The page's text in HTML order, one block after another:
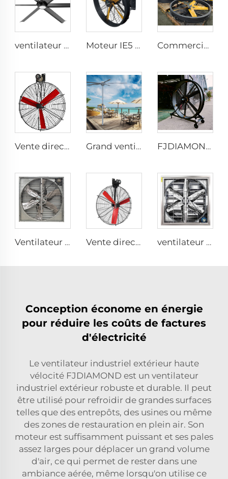
ventilateur de plafond 6 pales pour usage domestique, ventilateur commercial pour bureau et salon avec éclairage LED Moteur IE5 PMSM 47'' Haute Qualité Ventilateurs Industriels pour Fermes et Entrepôts pour Usines de Fabrication, Restaurants, Hôtels 220V Commercial 0,9m 1,2m Grand Ventilateur Murale pour Usines de Fabrication, Restaurants, Fermes, Hôtels avec Moteur 220V
Vente directe d'usine Ventilateur de refroidissement avec pales en nylon et moteur 380V, ventilateur mural de refroidissement pour étables laitières et maisons d'élevage de vaches Grand ventilateur de ventilation de 16ft 5m monté sur colonne au plafond avec moteur PMSM FJDIAMOND Ventilateur sur pied 1,5 m 2 m 80 pouces contrôle par téléphone portable WIFI silencieux 2000 mm en aluminium pour gymnase
Ventilateur d'évacuation avec ventilation pour exploitation avicole de poulets de chair Vente directe d'usine Ventilateur de refroidissement avec pales en nylon pour étables laitières et maisons d'élevage de vaches, ventilateurs industriels de ventilation ventilateur mural de 1380 mm pour le refroidissement des fermes laitières et avicoles, ventilateur d'extraction d'usine, ventilateur d'extraction d'atelier
Conception économe en énergie
pour réduire les coûts de factures
d'électricité
Le ventilateur industriel extérieur haute
vélocité FJDIAMOND est un ventilateur
industriel extérieur robuste et durable. Il peut
être utilisé pour refroidir de grandes surfaces
telles que des entrepôts, des usines ou même
des zones de restauration en plein air. Son
moteur est suffisamment puissant et ses pales
assez larges pour déplacer un grand volume
d'air, ce qui permet de rester dans une
ambiance aérée, même lorsqu'on utilise ce